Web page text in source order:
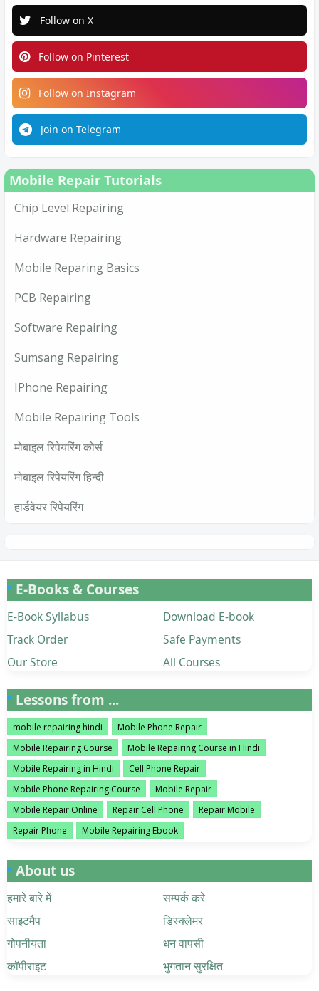
Follow on X
Follow on Pinterest
Follow on Instagram
Join on Telegram
Mobile Repair Tutorials
Chip Level Repairing
Hardware Repairing
Mobile Reparing Basics
PCB Repairing
Software Repairing
Sumsang Repairing
IPhone Repairing
Mobile Repairing Tools
मोबाइल रिपेयरिंग कोर्स
मोबाइल रिपेयरिंग हिन्दी
हार्डवेयर रिपेयरिंग
E-Books & Courses
E-Book Syllabus
Download E-book
Track Order
Safe Payments
Our Store
All Courses
Lessons from ...
mobile repairing hindi
Mobile Phone Repair
Mobile Repairing Course
Mobile Repairing Course in Hindi
Mobile Repairing in Hindi
Cell Phone Repair
Mobile Phone Repairing Course
Mobile Repair
Mobile Repair Online
Repair Cell Phone
Repair Mobile
Repair Phone
Mobile Repairing Ebook
About us
हमारे बारे में
सम्पर्क करे
साइटमैप
डिस्क्लेमर
गोपनीयता
धन वापसी
कॉपीराइट
भुगतान सुरक्षित